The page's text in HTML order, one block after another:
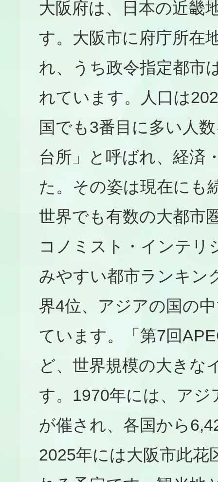
大阪府は、日本の近畿
す。大阪市に府庁所在
れ、うち政令指定都市
れています。人口は
国でも3番目に多い人
台所」と呼ばれ、経済
た。その姿は現在にも
世界でも有数の大都市
コノミスト・インテリ
みやすい都市ランキン
界4位、アジアの国の
ています。「第7回
ど、世界規模の大きな
す。1970年には、アジ
が催され、各国から
2025年には大阪市此花